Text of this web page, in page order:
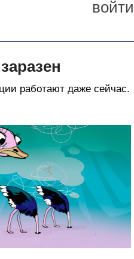
войти
работают даже сейчас.